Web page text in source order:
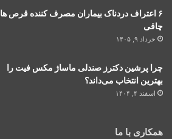
۶ اعتراف دردناک بیماران مصرف کننده قرص
چاقی
خرداد ۹, ۱۴۰۵
چرا پرشین دکترز صندلی ماساژ مکس فیت را
بهترین انتخاب می‌داند؟
اسفند ۴, ۱۴۰۴
همکاری با ما